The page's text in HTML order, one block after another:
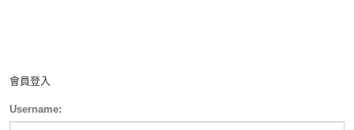
會員登入
Username: